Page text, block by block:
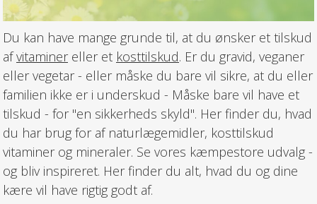
Du kan have mange grunde til, at du ønsker et tilskud
afvitaminereller et kosttilskud. Er du gravid, veganer
eller vegetar - eller måske du bare vil sikre, at du eller
familien ikke er i underskud - Måske bare vil have et
tilskud - for "en sikkerheds skyld". Her finder du, hvad
du har brug for af naturlægemidler, kosttilskud
vitaminer og mineraler. Se vores kæmpestore udvalg -
og bliv inspireret. Her finder du alt, hvad du og dine
kære vil have rigtig godt af.